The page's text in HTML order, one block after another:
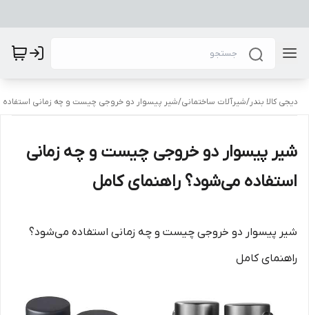
دیجی کالا بندر/شیرآلات ساختمانی/شیر پیسوار دو خروجی چیست و چه زمانی استفاده
شیر پیسوار دو خروجی چیست و چه زمانی
استفاده می‌شود؟ راهنمای کامل
شیر پیسوار دو خروجی چیست و چه زمانی استفاده می‌شود؟
راهنمای کامل